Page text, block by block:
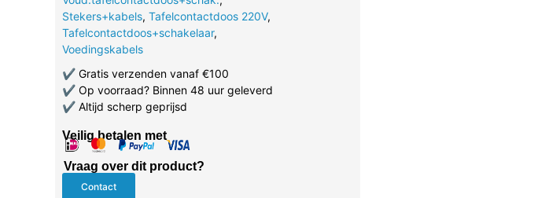
Stekers+kabels, Tafelcontactdoos 220V,
Tafelcontactdoos+schakelaar,
Voedingskabels
✔Gratis verzenden vanaf €100
✔Op voorraad? Binnen 48 uur geleverd
✔Altijd scherp geprijsd
Veilig betalen met
Vraag over dit product?
Contact